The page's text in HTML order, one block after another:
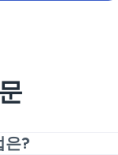
은?